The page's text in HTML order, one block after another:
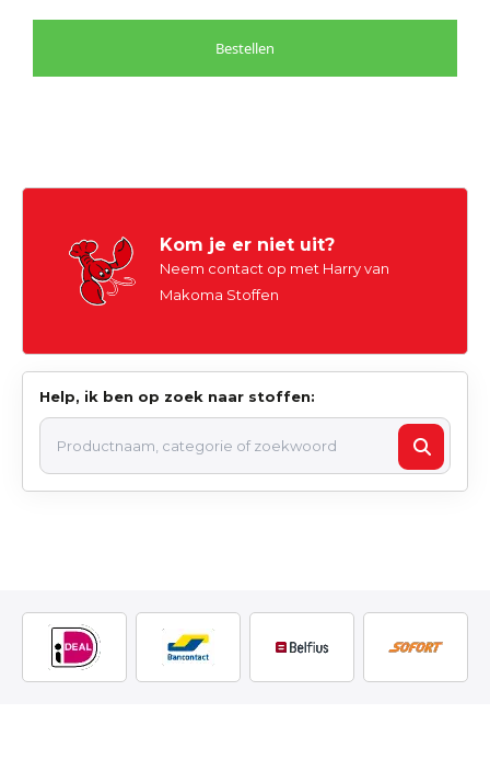
Bestellen
Kom je er niet uit?
Neem contact op met Harry van
Makoma Stoffen
Help, ik ben op zoek naar stoffen: